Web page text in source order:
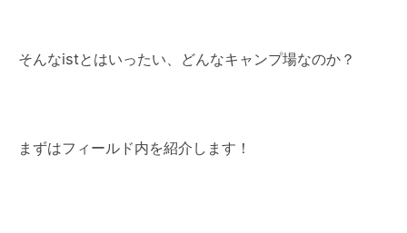
そんなistとはいったい、どんなキャンプ場なのか？
まずはフィールド内を紹介します！